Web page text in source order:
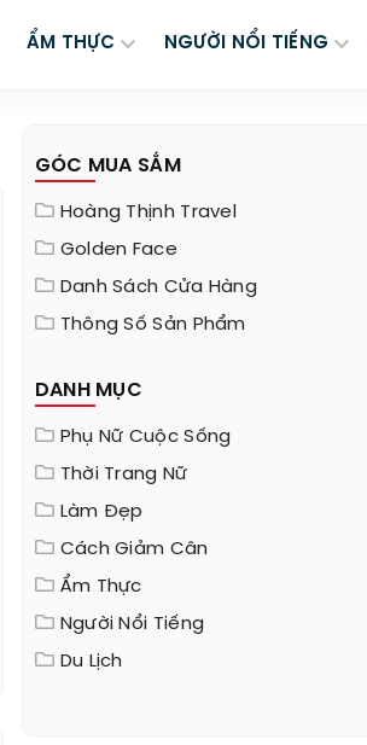
ẨM THỰC NGƯỜI NỔI TIẾNG
GÓC MUA SẮM
Hoàng Thịnh Travel
Golden Face
Danh Sách Cửa Hàng
Thông Số Sản Phẩm
DANH MỤC
Phụ Nữ Cuộc Sống
Thời Trang Nữ
Làm Đẹp
Cách Giảm Cân
Ẩm Thực
Người Nổi Tiếng
Du Lịch